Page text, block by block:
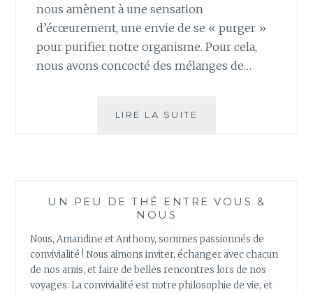
nous amènent à une sensation
d’écœurement, une envie de se « purger »
pour purifier notre organisme. Pour cela,
nous avons concocté des mélanges de…
LIRE LA SUITE
UN PEU DE THÉ ENTRE VOUS &
NOUS
Nous, Amandine et Anthony, sommes passionnés de
convivialité ! Nous aimons inviter, échanger avec chacun
de nos amis, et faire de belles rencontres lors de nos
voyages. La convivialité est notre philosophie de vie, et